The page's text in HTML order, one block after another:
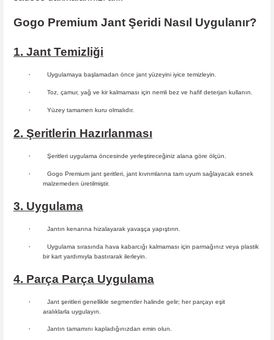
Gogo Premium Jant Şeridi Nasıl Uygulanır?
1. Jant Temizliği
· Uygulamaya başlamadan önce jant yüzeyini iyice temizleyin.
· Toz, çamur, yağ ve kir kalmaması için nemli bez ve hafif deterjan kullanın.
· Yüzey tamamen kuru olmalıdır.
2. Şeritlerin Hazırlanması
· Şeritleri uygulama öncesinde yerleştireceğiniz alana göre ölçün.
·
Gogo Premium jant şeritleri, jant kıvrımlarına tam uyum sağlayacak esnek
malzemeden üretilmiştir.
3. Uygulama
· Jantın kenarına hizalayarak yavaşça yapıştırın.
·
Uygulama sırasında hava kabarcığı kalmaması için parmağınız veya plastik
bir kart yardımıyla bastırarak ilerleyin.
4. Parça Parça Uygulama
·
Jant şeritleri genellikle segmentler halinde gelir; her parçayı eşit
aralıklarla uygulayın.
· Jantın tamamını kapladığınızdan emin olun.